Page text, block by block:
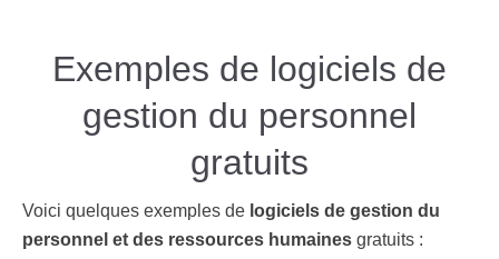
Exemples de logiciels de
gestion du personnel
gratuits
Voici quelques exemples de logiciels de gestion du
personnel et des ressources humaines gratuits :